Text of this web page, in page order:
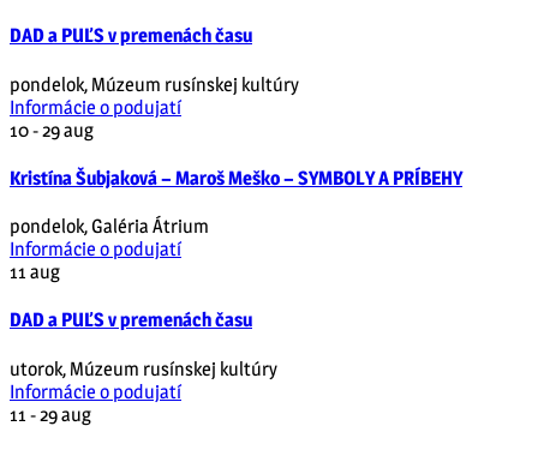
DAD a PUĽS v premenách času
pondelok, Múzeum rusínskej kultúry
Informácie o podujatí
10 - 29aug
Kristína Šubjaková – Maroš Meško – SYMBOLY A PRÍBEHY
pondelok,Galéria Átrium
Informácie o podujatí
11 aug
DAD a PUĽS v premenách času
utorok, Múzeum rusínskej kultúry
Informácie o podujatí
11 - 29aug